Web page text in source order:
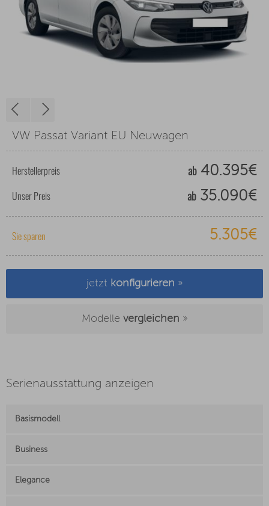
VW Passat Variant EU Neuwagen
Herstellerpreis ab40.395€
Unser Preis ab35.090€
Sie sparen 5.305€
jetzt konfigurieren »
Modelle vergleichen »
Serienausstattung anzeigen
Basismodell
Business
Elegance